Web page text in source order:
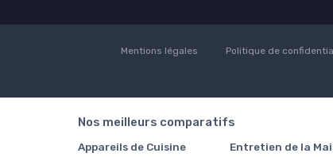
Mentions légales Politique de
Nos meilleurs comparatifs
Appareils de Cuisine Entretien de la